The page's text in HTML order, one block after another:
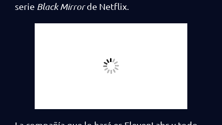
serie Black Mirrorde Netflix.